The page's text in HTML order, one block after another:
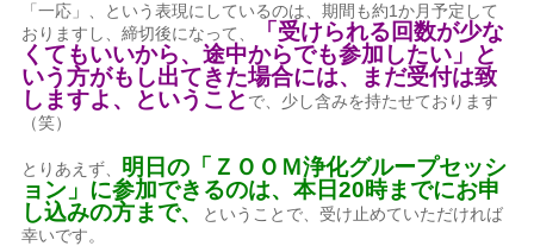
「一応」、という表現にしているのは、期間も約1か月予定して
おりますし、締切後になって、
「受けられる回数が少な
くてもいいから、途中からでも参加したい」と
いう方がもし出てきた場合には、まだ受付は致
しますよ、ということ で、少し含みを持たせております
（笑）
とりあえず、 明日の「ＺＯＯＭ浄化グループセッシ
ョン」に参加できるのは、本日20時までにお申
し込みの方まで、
ということで、受け止めていただければ
幸いです。